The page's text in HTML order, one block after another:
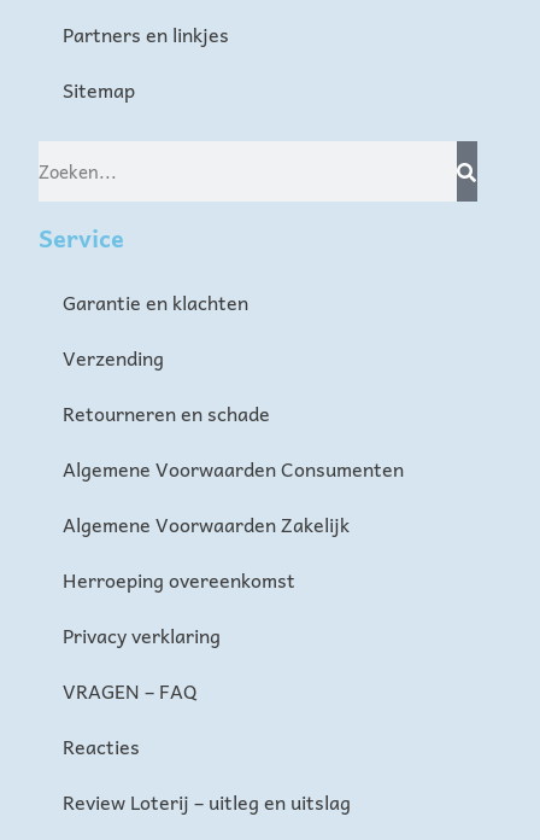
Partners en linkjes
Sitemap
Service
Garantie en klachten
Verzending
Retourneren en schade
Algemene Voorwaarden Consumenten
Algemene Voorwaarden Zakelijk
Herroeping overeenkomst
Privacy verklaring
VRAGEN – FAQ
Reacties
Review Loterij – uitleg en uitslag